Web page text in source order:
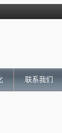
联系我们